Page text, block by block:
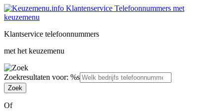
Klantservice telefoonnummers
met het keuzemenu
Zoekresultaten voor: %s
Of